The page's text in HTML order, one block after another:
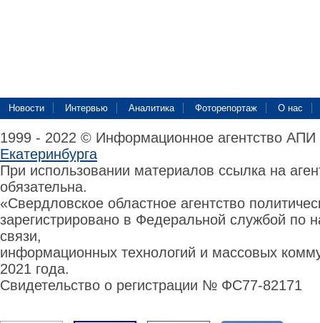
Новости Интервью Аналитика Фоторепортаж О нас
1999 - 2022 © Информационное агентство
Екатеринбурга
При использовании материалов ссылка на
обязательна.
«Свердловское областное агентство
зарегистрировано в Федеральной службой по
связи,
информационных технологий и массовых
2021 года.
Свидетельство о регистрации № ФС77-82171